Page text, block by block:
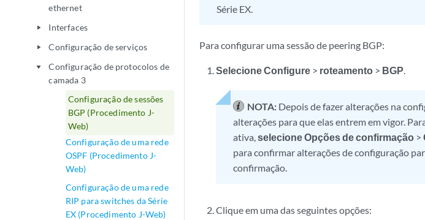
ethernet
play_arrow Interfaces
play_arrow Configuração de serviços
play_arrow
Configuração de protocolos de
camada 3
Configuração de sessões
BGP (Procedimento J-
Web)
Configuração de uma rede
OSPF (Procedimento J-
Web)
Configuração de uma rede
RIP para switches da Série
EX (Procedimento J-Web)
Série EX.
Para configurar uma sessão de peering BGP:
Selecione Configure > roteamento > BGP.
NOTA: Depois de fazer alterações na
alterações para que elas entrem em vigor.
ativa,selecione Opções de confirmação >
para confirmar alterações de configuração
confirmação.
Clique em uma das seguintes opções: